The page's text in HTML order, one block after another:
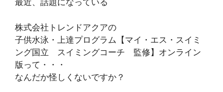
最近、話題になっている
株式会社トレンドアクアの
子供水泳・上達プログラム【マイ・エス・スイミ
ング国立 スイミングコーチ 監修】オンライン
版って・・・
なんだか怪しくないですか？